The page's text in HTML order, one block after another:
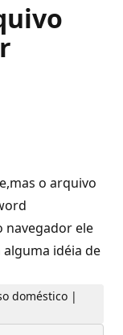
o arquivo
navegador ele
idéia de
doméstico |